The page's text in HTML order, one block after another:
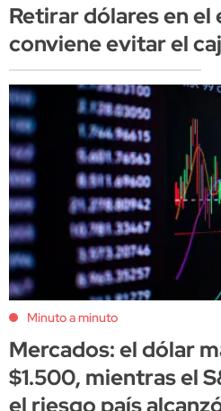
Retirar dólares en
conviene evitar el
Minuto a minuto
Mercados: el dólar
$1.500, mientras el
el riesgo país